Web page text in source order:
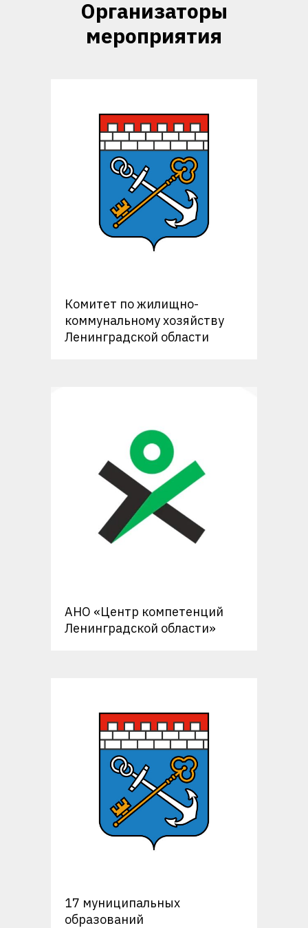
Организаторы
мероприятия
Комитет по жилищно-
коммунальному хозяйству
Ленинградской области
АНО «Центр компетенций
Ленинградской области»
17 муниципальных
образований